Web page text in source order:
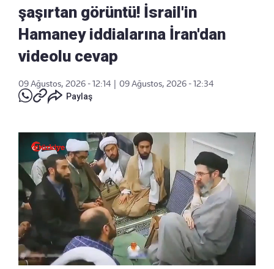
şaşırtan görüntü! İsrail'in
Hamaney iddialarına İran'dan
videolu cevap
09 Ağustos, 2026 - 12:14
09 Ağustos, 2026 - 12:34
Paylaş